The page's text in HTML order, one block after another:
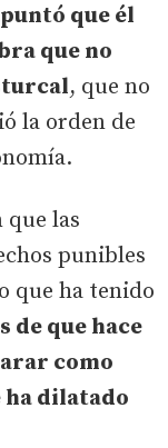
que él
que no
, que no
la orden de
las
punibles
que ha tenido
de que hace
como
ha dilatado